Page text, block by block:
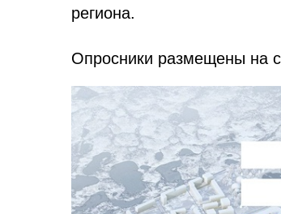
региона.
Опросники размещены на